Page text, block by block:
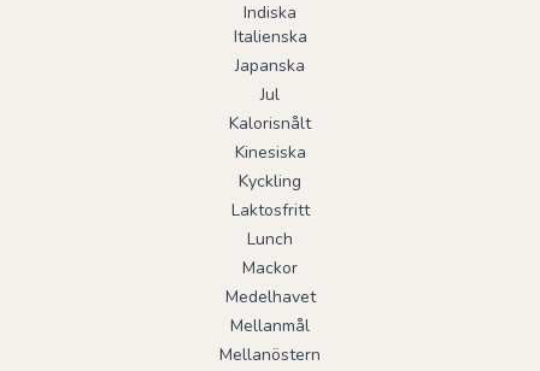
Indiska
Italienska
Japanska
Jul
Kalorisnålt
Kinesiska
Kyckling
Laktosfritt
Lunch
Mackor
Medelhavet
Mellanmål
Mellanöstern